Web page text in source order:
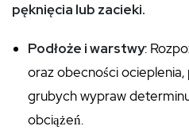
pęknięcia lub zacieki.
Podłoże i warstwy:
oraz obecności
grubych wypraw
obciążeń.